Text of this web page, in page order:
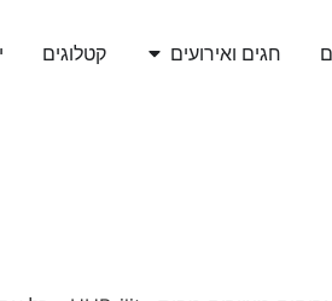
חגים ואירועים קטלוגים